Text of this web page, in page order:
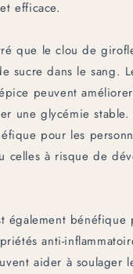
efficace.
que le clou de
sucre dans le sang.
peuvent
une glycémie
pour les
celles à risque de
également bénéfique
anti-
aider à soulager